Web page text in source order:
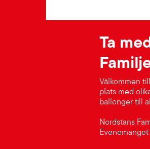
Ta
Välkommen
plats med
ballonger till
Nordstans